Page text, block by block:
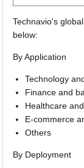
Technavio's
below:
By Application
Technology
Finance and
Healthcare
E-commerce
Others
By Deployment